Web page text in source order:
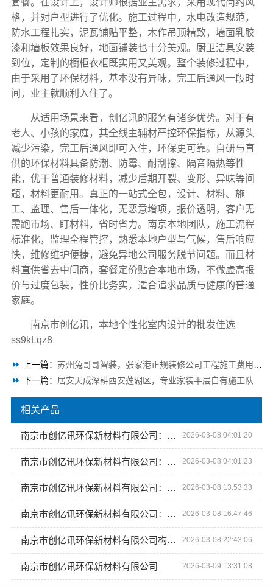
格，并对户型进行了优化。施工过程中，水电改造规范，
防水工程扎实，泥瓦铺贴平整，木作吊顶精致，墙面乳胶
漆和墙板效果良好，地面铺装也十分美观。厨卫洁具安装
到位，定制的橱柜衣柜既实用又美观。整个装修过程中，
由于采用了环保材料，基本没有异味，完工后通风一段时
间，业主就顺利入住了。
从适用场景来看，创亿讯的服务有诸多优势。对于有
老人、小孩的家庭，其全线主辅材严控环保指标，从源头
减少污染，完工后通风即可入住，环保更可靠。自研与直
供的环保材料具备防潮、防霉、耐刮擦、隔音隔热等性
能，优于普通装修材料，减少后期开裂、变形、异味等问
题，材料更耐用。真正的一站式全包，设计、材料、施
工、监理、售后一体化，无恶意增项，报价透明，客户无
需跑市场、盯材料，省时省力。南京本地团队，施工流程
标准化，监理全程管控，熟悉本地户型与气候，售后响应
快，维修维护便捷，避免异地公司服务脱节问题。而且材
料直供省去中间商，套餐定价贴合本地市场，不做虚高报
价与过度包装，性价比务实，适合追求品质与健康的普通
家庭。
南京市创亿讯，本地个性化室内设计的批发佳选
ss9kLqz8
上一篇： 苏州兔哥哥智装，张家港正规装修公司工程施工费用揭秘
下一篇： 居安天成深耕西安莲湖区，专业家装平层自有施工队
相关产品
南京市创亿讯环保新材料有限公司：工业美学与环保材料的完美融合 2026-03-08 04:01:20
南京市创亿讯环保新材料有限公司：让空间美学在工厂中诞生 2026-03-08 04:01:23
南京市创亿讯环保新材料有限公司：以美学工厂之名定义空间未来 2026-03-08 13:53:33
南京市创亿讯环保新材料有限公司：引领空间高端定制潮流 2026-03-08 16:47:46
南京市创亿讯环保新材料有限公司构建绿色空间美学工厂 2026-03-08 22:43:06
南京市创亿讯环保新材料有限公司 2026-03-09 13:31:08